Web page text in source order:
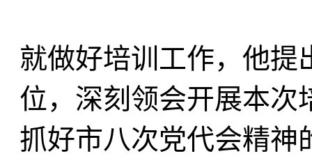
就做好培训工作，他提
位，深刻领会开展本次
抓好市八次党代会精神